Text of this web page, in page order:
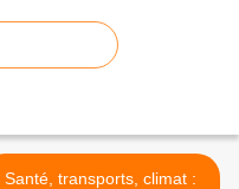
Santé, transports, climat :